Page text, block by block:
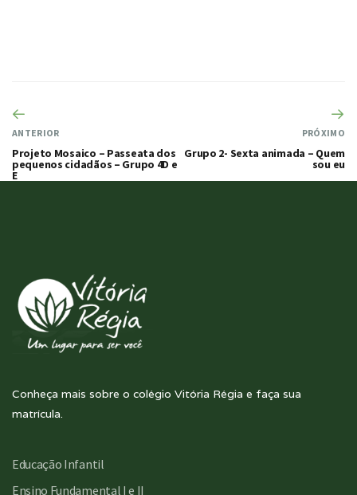
ANTERIOR
Projeto Mosaico – Passeata dos
pequenos cidadãos – Grupo 4D e
E
PRÓXIMO
Grupo 2- Sexta animada – Quem
sou eu
Conheça mais sobre o colégio Vitória Régia e faça sua
matrícula.
Educação Infantil
Ensino Fundamental I e II